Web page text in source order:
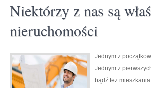
Niektórzy z nas są
nieruchomości
Jednym z
Jednym z
bądź też